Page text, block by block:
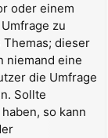
oder einem
zu
dieser
niemand eine
die Umfrage
Sollte
so kann